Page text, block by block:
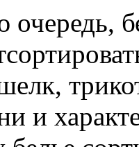
очередь,
и